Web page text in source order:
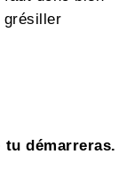
grésiller
tu démarreras.